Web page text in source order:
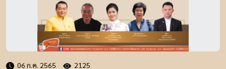
06 ก.ค. 2565 2125